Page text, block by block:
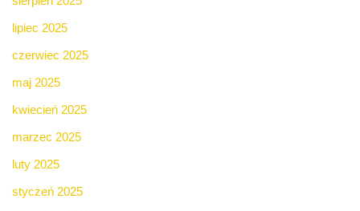
lipiec 2025
czerwiec 2025
maj 2025
kwiecień 2025
marzec 2025
luty 2025
styczeń 2025